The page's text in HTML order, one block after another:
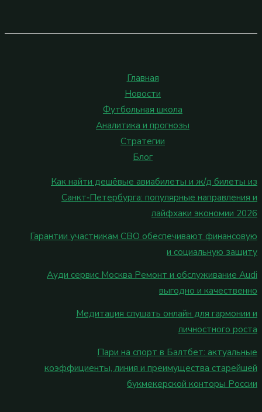
Главная
Новости
Футбольная школа
Аналитика и прогнозы
Стратегии
Блог
Как найти дешёвые авиабилеты и ж/д билеты из
Санкт‑Петербурга: популярные направления и
лайфхаки экономии 2026
Гарантии участникам СВО обеспечивают финансовую
и социальную защиту
Ауди сервис Москва Ремонт и обслуживание Audi
выгодно и качественно
Медитация слушать онлайн для гармонии и
личностного роста
Пари на спорт в Балтбет: актуальные
коэффициенты, линия и преимущества старейшей
букмекерской конторы России